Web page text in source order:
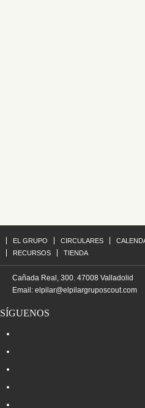
EL GRUPO CIRCULARES
RECURSOS
TIENDA
Cañada Real, 300. 47008 Valladolid
Email: elpilar@elpilargruposcout.com
SÍGUENOS